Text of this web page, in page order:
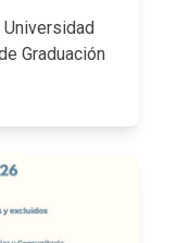
Graduación